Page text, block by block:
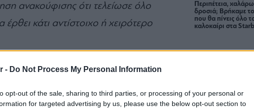
- Do Not Process My Personal Information
opt-out of the sale, sharing to third parties, or processing of your personal or
for targeted advertising by us, please use the below opt-out section to
ανακούφισης ότι τελείωσε όλο
έρθει κάτι αντίστοιχο ή χειρότερο
διασκέδαση μετά την καραντίνα;
πριν;
Περιπέτεια,
δροσιά; Βρήκαμε
που θα πίνεις όλο
καλοκαίρι στα
Αθηναϊκής Ριβιέρας